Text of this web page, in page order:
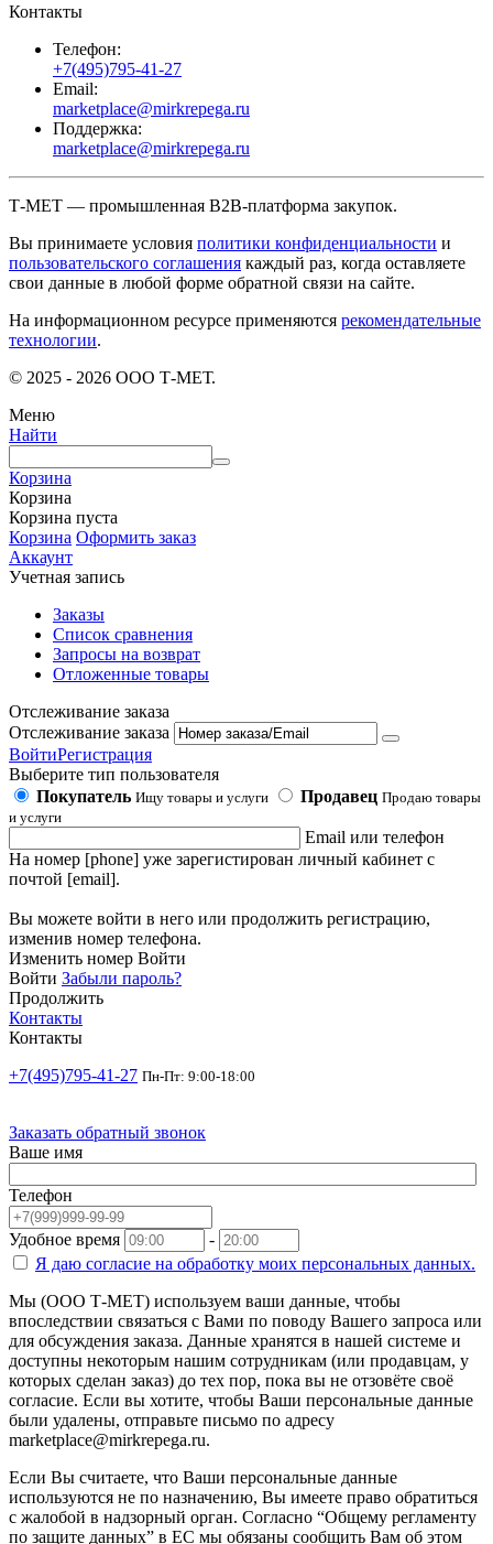
Контакты
Телефон:
+7(495)795-41-27
Email:
marketplace@mirkrepega.ru
Поддержка:
marketplace@mirkrepega.ru
Т-МЕТ — промышленная B2B-платформа закупок.
Вы принимаете условия политики конфиденциальности и
пользовательского соглашения каждый раз, когда оставляете
свои данные в любой форме обратной связи на сайте.
На информационном ресурсе применяются рекомендательные
технологии.
© 2025 - 2026 ООО Т-МЕТ.
Меню
Найти
Корзина
Корзина
Корзина пуста
Корзина Оформить заказ
Аккаунт
Учетная запись
Заказы
Список сравнения
Запросы на возврат
Отложенные товары
Отслеживание заказа
Отслеживание заказа
ВойтиРегистрация
Выберите тип пользователя
Покупатель Ищу товары и услуги Продавец Продаю товары
и услуги
Email или телефон
На номер [phone] уже зарегистирован личный кабинет с
почтой [email].
Вы можете войти в него или продолжить регистрацию,
изменив номер телефона.
Изменить номер Войти
Войти Забыли пароль?
Продолжить
Контакты
Контакты
+7(495)795-41-27 Пн-Пт: 9:00-18:00
Заказать обратный звонок
Ваше имя
Телефон
Удобное время
-
Я даю согласие на обработку моих персональных данных.
Мы (ООО Т-МЕТ) используем ваши данные, чтобы
впоследствии связаться с Вами по поводу Вашего запроса или
для обсуждения заказа. Данные хранятся в нашей системе и
доступны некоторым нашим сотрудникам (или продавцам, у
которых сделан заказ) до тех пор, пока вы не отзовёте своё
согласие. Если вы хотите, чтобы Ваши персональные данные
были удалены, отправьте письмо по адресу
marketplace@mirkrepega.ru.
Если Вы считаете, что Ваши персональные данные
используются не по назначению, Вы имеете право обратиться
с жалобой в надзорный орган. Согласно “Общему регламенту
по защите данных” в ЕС мы обязаны сообщить Вам об этом